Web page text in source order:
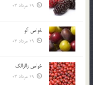
19 مرداد 03
خواص آلو
19 مرداد 03
خواص زالزالک
19 مرداد 03